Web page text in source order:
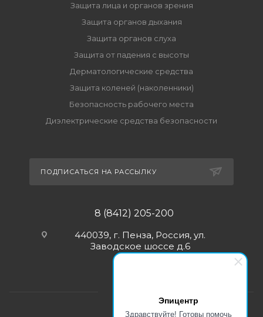
Эпицентр
Здравствуйте! Готовы помочь
Защита лица и органов зрения
Защита органов дыхания
Защита органов слуха
Защита от падения с высоты
Дерматологические средства
Защита коленей (наколенники)
Безопасность рабочего места
Диэлектрические средства безопасности
ПОДПИСАТЬСЯ НА РАССЫЛКУ
8 (8412) 205-200
440039, г. Пенза, Россия, ул.
Заводское шоссе д.6